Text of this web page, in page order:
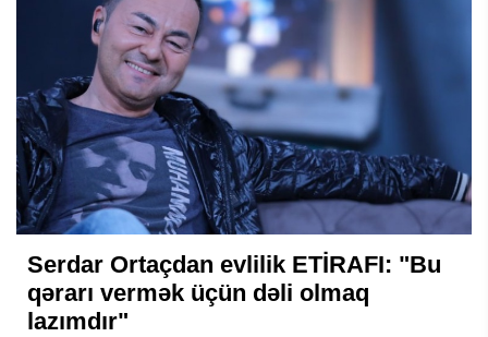
Serdar Ortaçdan evlilik ETİRAFI: "Bu
qərarı vermək üçün dəli olmaq
lazımdır"